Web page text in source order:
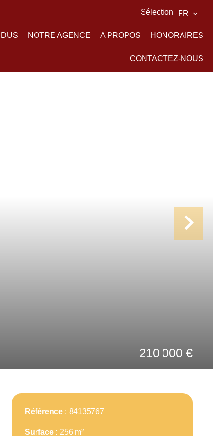
Sélection FR
NOTRE AGENCE A PROPOS HONORAIRES
CONTACTEZ-NOUS
210 000 €
Référence 84135767
Surface 256 m²